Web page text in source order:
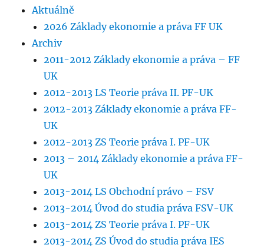
Obecné
syllabus
Aktuálně
2026 Základy ekonomie a práva FF UK
Archiv
2011-2012 Základy ekonomie a práva – FF
UK
2012-2013 LS Teorie práva II. PF-UK
2012-2013 Základy ekonomie a práva FF-
UK
2012-2013 ZS Teorie práva I. PF-UK
2013 – 2014 Základy ekonomie a práva FF-
UK
2013-2014 LS Obchodní právo – FSV
2013-2014 Úvod do studia práva FSV-UK
2013-2014 ZS Teorie práva I. PF-UK
2013-2014 ZS Úvod do studia práva IES